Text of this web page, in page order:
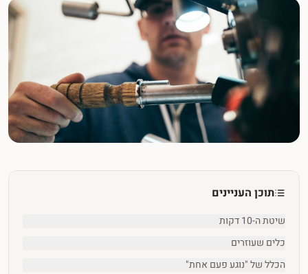
תוכן העניינים
שיטת ה-10 דקות
כלים שעוזרים
הכלל של "נוגע פעם אחת"